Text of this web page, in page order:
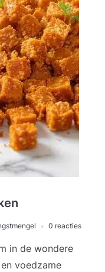
0 reacties
in de wondere
voedzame